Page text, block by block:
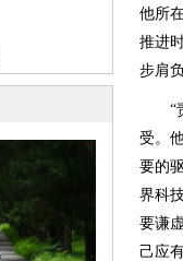
他所
推进
步肩
“责
受。
要的
界科
要谦
己应